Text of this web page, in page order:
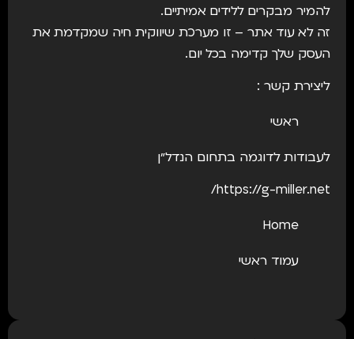
להמיר מבקרים ללידים אמיתיים.
זה לא עוד אתר – זו מערכת שיווקית חיה שמקדמת את
העסק שלך קדימה בכל יום.
ליצירת קשר :
ראשי
לעבודות לדוגמה בתחום הנדל״ן
https://g-miller.net/
Home
עמוד ראשי